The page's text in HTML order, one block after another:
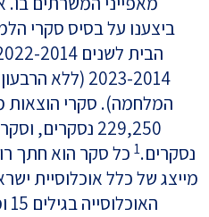
ביצענו על בסיס סקרי
המלחמה). סקרי הוצאות
נסקרים.1 כל סקר הוא חתך
מייצג של כלל אוכלוסיית
האוכלוסייה בגילים 15 ומעלה (סקר כוח אדם).